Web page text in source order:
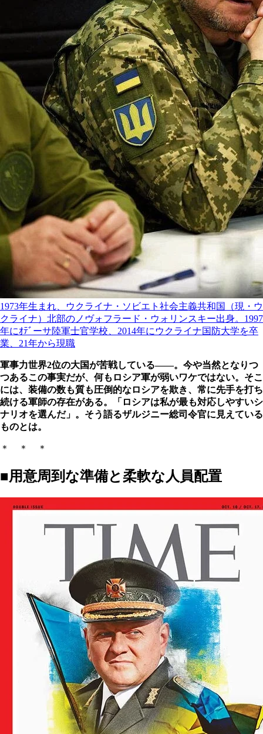
1973年生まれ、ウクライナ・ソビエト社会主義共和国（現・ウ
クライナ）北部のノヴォフラード・ウォリンスキー出身。1997
年にｵﾃﾞーサ陸軍士官学校、2014年にウクライナ国防大学を卒
業、21年から現職
軍事力世界2位の大国が苦戦している――。今や当然となりつ
つあるこの事実だが、何もロシア軍が弱いワケではない。そこ
には、装備の数も質も圧倒的なロシアを欺き、常に先手を打ち
続ける軍師の存在がある。「ロシアは私が最も対応しやすいシ
ナリオを選んだ」。そう語るザルジニー総司令官に見えている
ものとは。
＊ ＊ ＊
■用意周到な準備と柔軟な人員配置